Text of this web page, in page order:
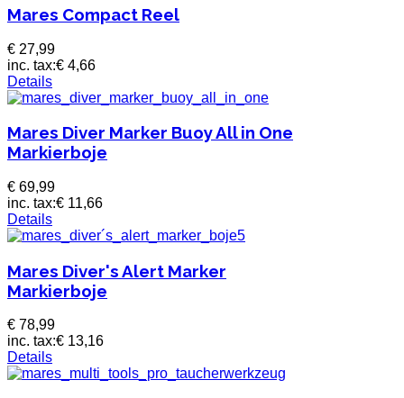
Mares Compact Reel
€ 27,99
inc. tax:€ 4,66
Details
Mares Diver Marker Buoy All in One
Markierboje
€ 69,99
inc. tax:€ 11,66
Details
Mares Diver's Alert Marker
Markierboje
€ 78,99
inc. tax:€ 13,16
Details